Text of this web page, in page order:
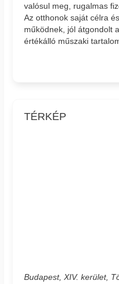
valósul meg, rugalmas
Az otthonok saját célra
működnek, jól átgondolt
értékálló műszaki
TÉRKÉP
Budapest, XIV. kerület,